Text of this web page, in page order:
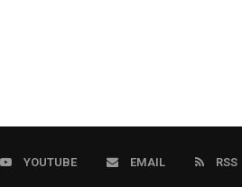
YOUTUBE EMAIL RSS